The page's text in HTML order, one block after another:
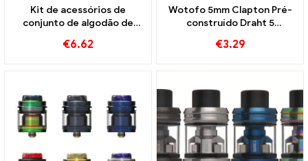
Kit de acessórios de
conjunto de algodão de
para cigarros eletrônicos
€6.62
Wotofo 5mm Clapton Pré-
construído Draht 5
Zigaretten Großhandel丨
€3.29